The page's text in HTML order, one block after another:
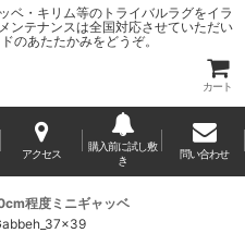
ベ・キリム等のトライバルラグをイラ
ンテナンスは全国対応させていただい
のあたたかみをどうぞ。
カート
アクセス
購入前に試し敷
き
問い合わせ
程度ミニギャッベ